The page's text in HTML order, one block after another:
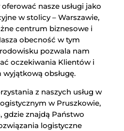
nasze usługi jako
w stolicy – Warszawie,
centrum biznesowe i
obecność w tym
pozwala nam
oczekiwania Klientów i
obsługę.
z naszych usług w
w Pruszkowie,
gdzie znajdą Państwo
logistyczne